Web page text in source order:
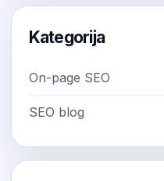
Kategorija
On-page SEO
SEO blog